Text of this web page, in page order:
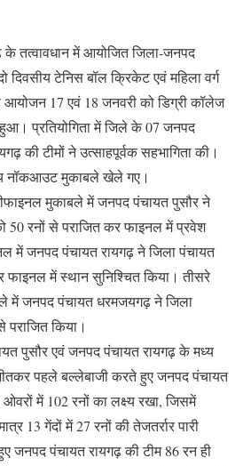
के तत्वावधान में आयोजित जिला-जनपद
दिवसीय टेनिस बॉल क्रिकेट एवं महिला वर्ग
आयोजन 17 एवं 18 जनवरी को डिग्री कॉलेज
प्रतियोगिता में जिले के 07 जनपद
की टीमों ने उत्साहपूर्वक सहभागिता की।
नॉकआउट मुकाबले खेले गए।
मुकाबले में जनपद पंचायत पुसौर ने
रनों से पराजित कर फाइनल में प्रवेश
में जनपद पंचायत रायगढ़ ने जिला पंचायत
फाइनल में स्थान सुनिश्चित किया। तीसरे
में जनपद पंचायत धरमजयगढ़ ने जिला
किया।
पुसौर एवं जनपद पंचायत रायगढ़ के मध्य
पहले बल्लेबाजी करते हुए जनपद पंचायत
ओवरों में 102 रनों का लक्ष्य रखा, जिसमें
13 गेंदों में 27 रनों की तेजतर्रार पारी
जनपद पंचायत रायगढ़ की टीम 86 रन ही